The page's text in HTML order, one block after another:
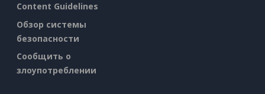
Content Guidelines
Обзор системы
безопасности
Сообщить о
злоупотреблении